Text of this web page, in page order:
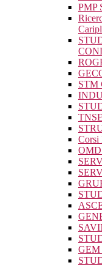
PMP
STM
Corsi